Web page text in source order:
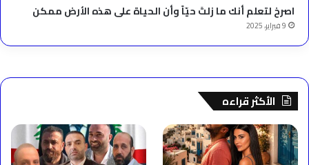
‫اصرخ لتعلم أنك ما زلتَ حيّاً وأن الحياة على هذه الأرض ممكن
9 فبراير، 2025
الأكثر قراءه